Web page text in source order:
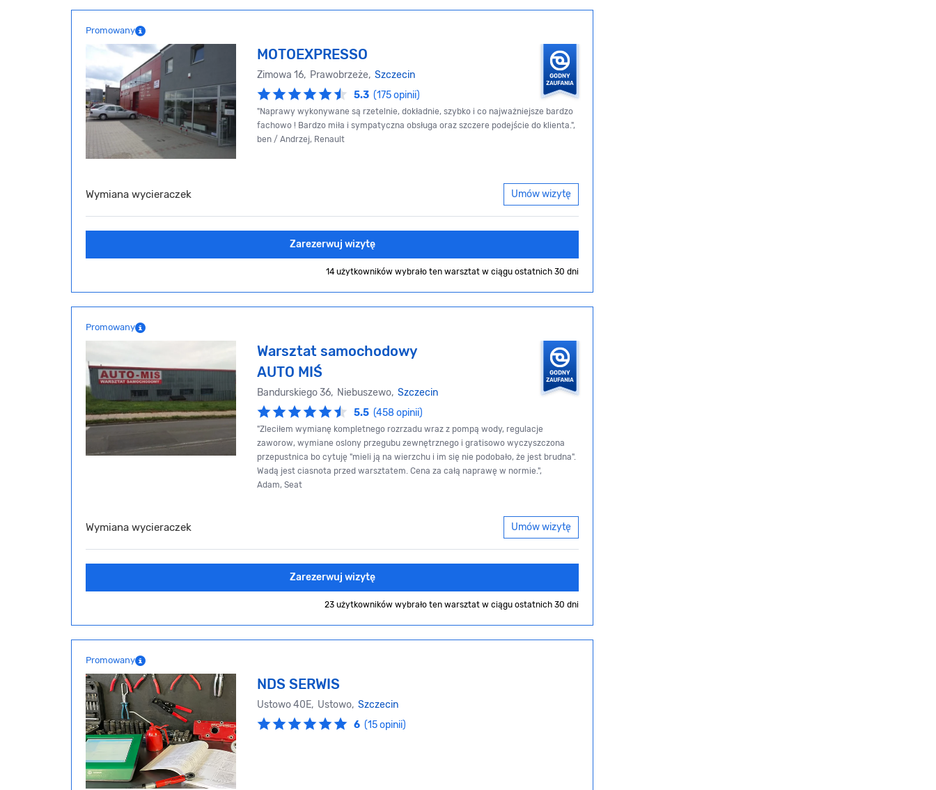
Promowany
MOTOEXPRESSO
Zimowa 16, Prawobrzeże, Szczecin
5.3 (175 opinii)
"Naprawy wykonywane są rzetelnie, dokładnie, szybko i co najważniejsze bardzo
fachowo ! Bardzo miła i sympatyczna obsługa oraz szczere podejście do klienta.",
ben / Andrzej, Renault
Wymiana wycieraczek Umów wizytę
Zarezerwuj wizytę
14 użytkowników wybrało ten warsztat w ciągu ostatnich 30 dni
Promowany
Warsztat samochodowy
AUTO MIŚ
Bandurskiego 36, Niebuszewo, Szczecin
5.5 (458 opinii)
"Zleciłem wymianę kompletnego rozrzadu wraz z pompą wody, regulacje
zaworow, wymiane oslony przegubu zewnętrznego i gratisowo wyczyszczona
przepustnica bo cytuję "mieli ją na wierzchu i im się nie podobało, że jest brudna".
Wadą jest ciasnota przed warsztatem. Cena za całą naprawę w normie.",
Adam, Seat
Wymiana wycieraczek Umów wizytę
Zarezerwuj wizytę
23 użytkowników wybrało ten warsztat w ciągu ostatnich 30 dni
Promowany
NDS SERWIS
Ustowo 40E, Ustowo, Szczecin
6 (15 opinii)